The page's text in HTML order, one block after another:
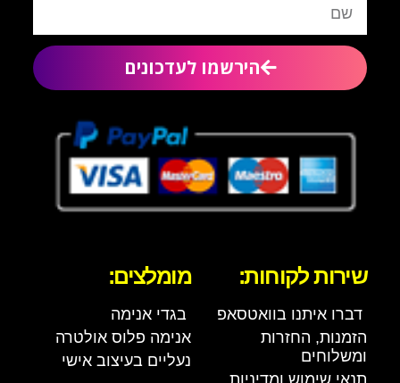
הירשמו לעדכונים
שירות לקוחות:
דברו איתנו בוואטסאפ
הזמנות, החזרות
ומשלוחים
תנאי שימוש ומדיניות
מומלצים:
בגדי אנימה
אנימה פלוס אולטרה
נעליים בעיצוב אישי